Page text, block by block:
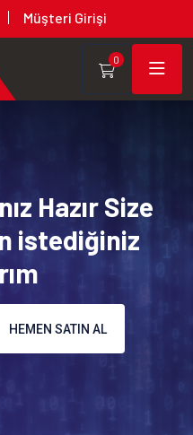
Müşteri Girişi
0
Hazır Size
istediğiniz
HEMEN SATIN AL